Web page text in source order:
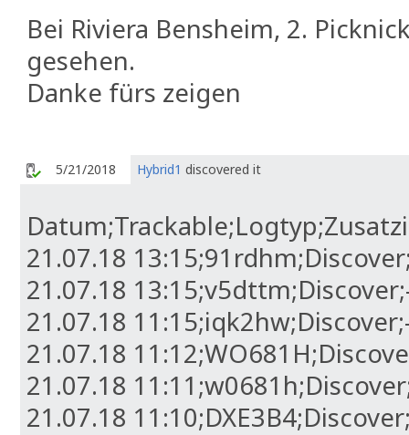
Bei Riviera Bensheim, 2.
gesehen.
Danke fürs zeigen
5/21/2018 Hybrid1 discovered it
21.07.18
21.07.18
21.07.18
21.07.18
21.07.18
21.07.18